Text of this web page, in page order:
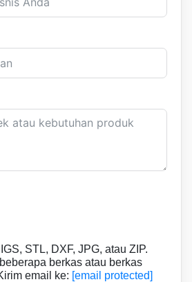
STL, DXF, JPG, atau ZIP.
berkas atau berkas
email ke: [email protected]